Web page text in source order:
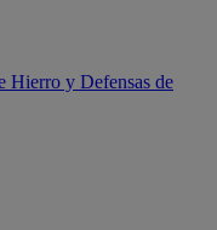
Hierro y Defensas de